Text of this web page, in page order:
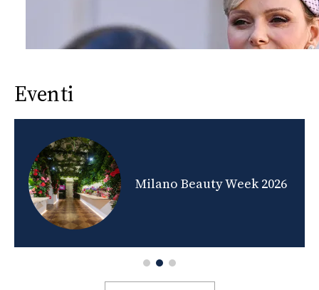
Eventi
Milano Beauty Week 2026